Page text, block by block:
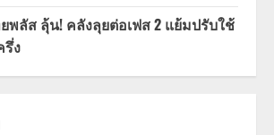
พลัส ลุ้น! คลังลุยต่อเฟส 2 แย้มปรับใช้
ง